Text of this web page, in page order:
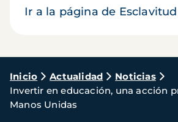
Ir a la página de
Ruta
de
navegación
Inicio Actualidad
Noticias
Invertir en educación, una acción
Manos Unidas